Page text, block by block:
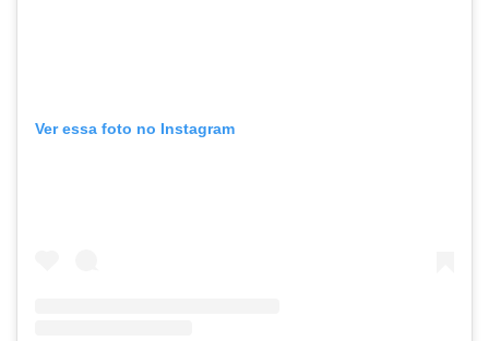
Ver essa foto no Instagram